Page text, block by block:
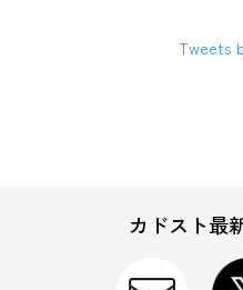
Tweets
カドスト最